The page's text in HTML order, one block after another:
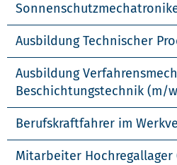
Ausbildung Technischer
Ausbildung
Beschichtungstechnik (m/
Berufskraftfahrer im
Mitarbeiter